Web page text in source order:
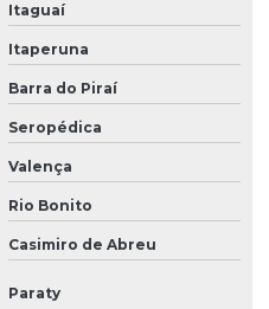
Itaguaí
Itaperuna
Barra do Piraí
Seropédica
Valença
Rio Bonito
Casimiro de Abreu
Paraty